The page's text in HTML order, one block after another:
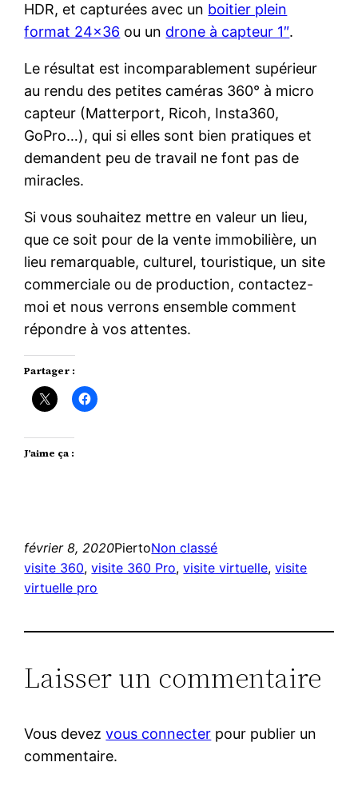
HDR, et capturées avec un boitier plein
format 24×36 ou un drone à capteur 1″.
Le résultat est incomparablement supérieur
au rendu des petites caméras 360° à micro
capteur (Matterport, Ricoh, Insta360,
GoPro…), qui si elles sont bien pratiques et
demandent peu de travail ne font pas de
miracles.
Si vous souhaitez mettre en valeur un lieu,
que ce soit pour de la vente immobilière, un
lieu remarquable, culturel, touristique, un site
commerciale ou de production, contactez-
moi et nous verrons ensemble comment
répondre à vos attentes.
Partager :
J’aime ça :
février 8, 2020PiertoNon classé
visite 360, visite 360 Pro, visite virtuelle, visite
virtuelle pro
Laisser un commentaire
Vous devezvous connecter pour publier un
commentaire.